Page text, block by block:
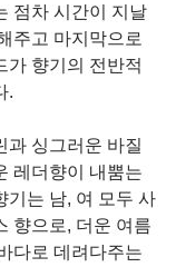
점차 시간이 지날
주고 마지막으로
가 향기의 전반적
.
과 싱그러운 바질
레더향이 내뿜는
기는 남, 여 모두 사
향으로, 더운 여름
다로 데려다주는